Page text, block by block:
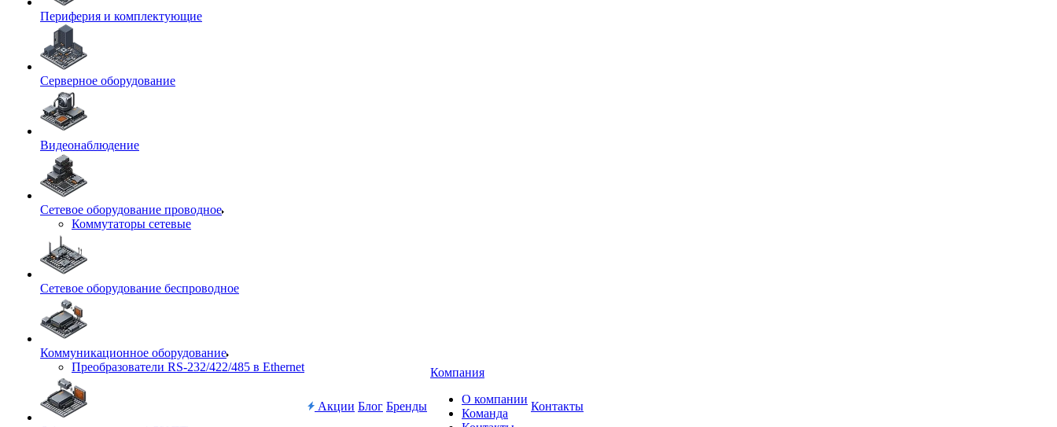
Периферия и комплектующие
Серверное оборудование
Видеонаблюдение
Сетевое оборудование проводное
Коммутаторы сетевые
Сетевое оборудование беспроводное
Коммуникационное оборудование
Преобразователи RS-232/422/485 в Ethernet
Акции Блог Бренды
Компания
О компании
Команда
Контакты